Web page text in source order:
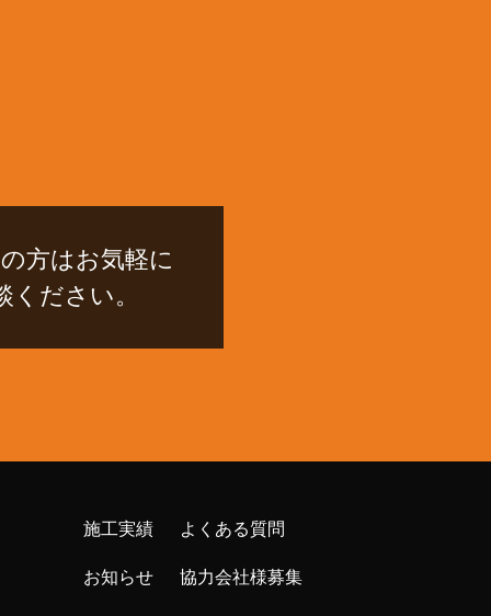
方はお気軽に
ください。
施工実績
お知らせ
よくある質問
協力会社様募集